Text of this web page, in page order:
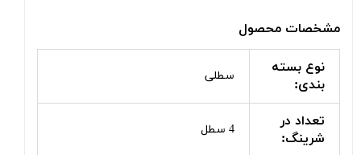
مشخصات محصول
نوع بسته
بندی:
سطلی
تعداد در
شرینگ:
4 سطل